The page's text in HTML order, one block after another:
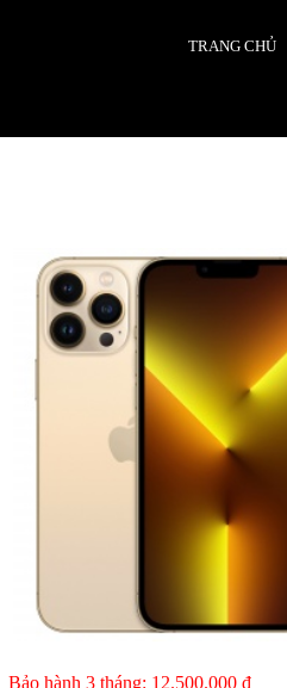
TRANG CHỦ
Bảo hành 3 tháng: 12.500.000 đ